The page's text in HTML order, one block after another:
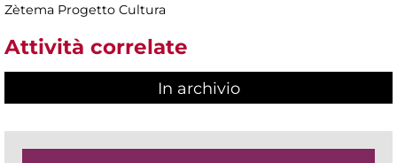
Zètema Progetto Cultura
Attività correlate
In archivio